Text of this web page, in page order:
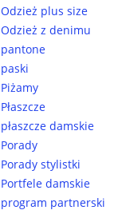
Odzież plus size
Odzież z denimu
pantone
paski
Piżamy
Płaszcze
płaszcze damskie
Porady
Porady stylistki
Portfele damskie
program partnerski